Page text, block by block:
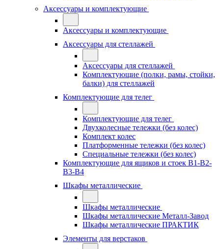
Аксессуары и комплектующие
Аксессуары и комплектующие
Аксессуары для стеллажей
Аксессуары для стеллажей
Комплектующие (полки, рамы, стойки,
балки) для стеллажей
Комплектующие для телег
Комплектующие для телег
Двухколесные тележки (без колес)
Комплект колес
Платформенные тележки (без колес)
Специальные тележки (без колес)
Комплектующие для ящиков и стоек В1-В2-
В3-В4
Шкафы металлические
Шкафы металлические
Шкафы металлические Металл-Завод
Шкафы металлические ПРАКТИК
Элементы для верстаков